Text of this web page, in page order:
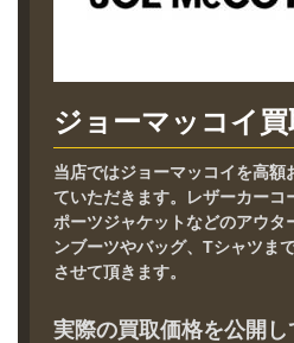
ジョーマッコイ買
当店ではジョーマッコイを高額
ていただきます。レザーカーコ
ポーツジャケットなどのアウタ
ンブーツやバッグ、Tシャツま
させて頂きます。
実際の買取価格を公開